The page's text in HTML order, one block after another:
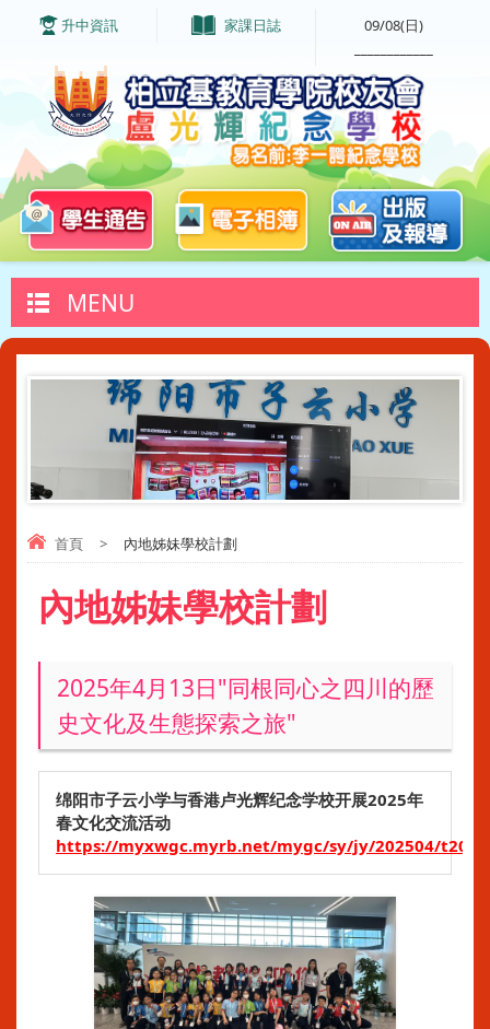
升中資訊 家課日誌
09/08(日)
MENU
首頁 > 內地姊妹學校計劃
內地姊妹學校計劃
2025年4月13日"同根同心之四川的歷
史文化及生態探索之旅"
绵阳市子云小学与香港卢光辉纪念学校开展2025年
春文化交流活动
https://myxwgc.myrb.net/mygc/sy/jy/202504/